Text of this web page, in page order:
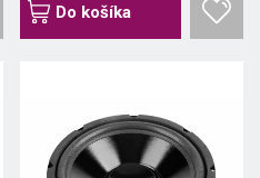
Do košíka